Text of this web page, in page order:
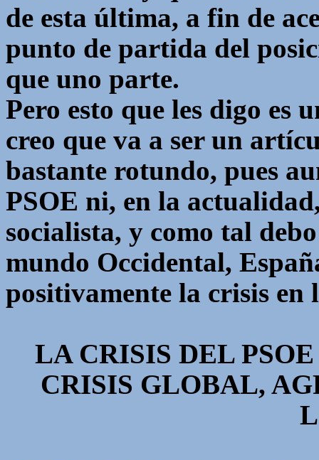
de esta última, a fin de
punto de partida del
que uno parte.
Pero esto que les digo es
creo que va a ser un
bastante rotundo, pues
PSOE ni, en la
socialista, y como tal
mundo Occidental,
positivamente la crisis en
LA CRISIS DEL
CRISIS GLOBAL,